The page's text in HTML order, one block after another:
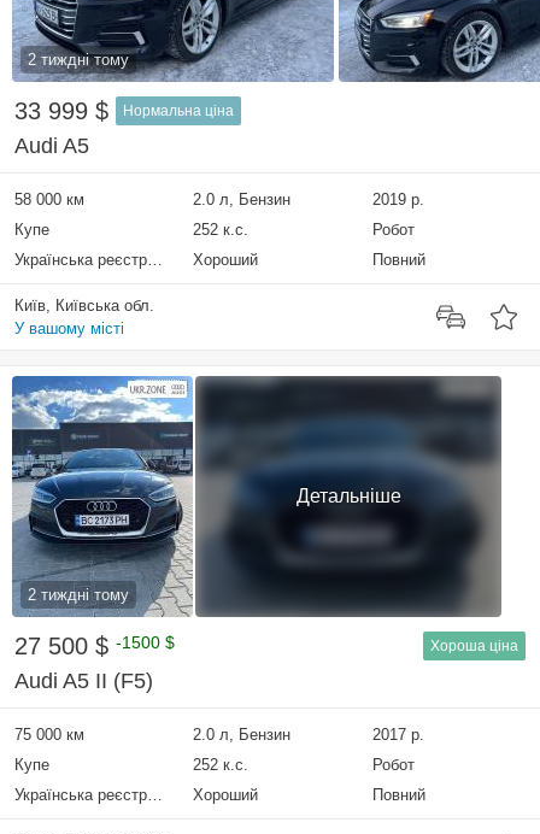
2 тиждні тому
33 999 $ Нормальна ціна
Audi A5
58 000 км 2.0 л, Бензин
2019 р.
Купе
252 к.с.
Робот
Українська реєстрація
Хороший Повний
Київ, Київська обл.
У вашому місті
2 тиждні тому
Детальніше
27 500 $ -1500 $ Хороша ціна
Audi A5 II (F5)
75 000 км 2.0 л, Бензин
2017 р.
Купе
252 к.с.
Робот
Українська реєстрація
Хороший Повний